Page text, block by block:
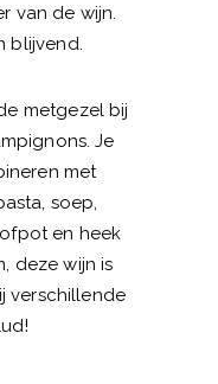
van de wijn.
blijvend.
metgezel bij
Je
met
soep,
en heek
deze wijn is
verschillende